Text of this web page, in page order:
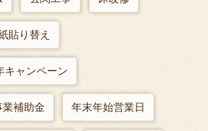
貼り替え
キャンペーン
補助金 年末年始営業日